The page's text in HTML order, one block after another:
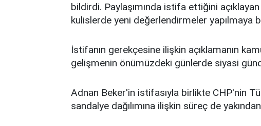
bildirdi. Paylaşımında istifa ettiğini
kulislerde yeni değerlendirmeler yapılmaya
İstifanın gerekçesine ilişkin açıklamanın
gelişmenin önümüzdeki günlerde siyasi
Adnan Beker'in istifasıyla birlikte CHP'nin
sandalye dağılımına ilişkin süreç de